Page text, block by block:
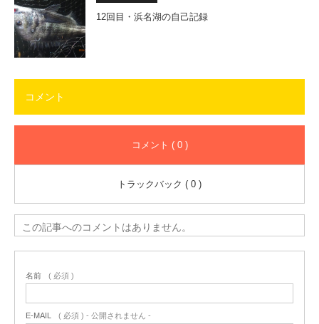
12回目・浜名湖の自己記録
コメント
コメント ( 0 )
トラックバック ( 0 )
この記事へのコメントはありません。
名前 ( 必須 )
E-MAIL ( 必須 ) - 公開されません -